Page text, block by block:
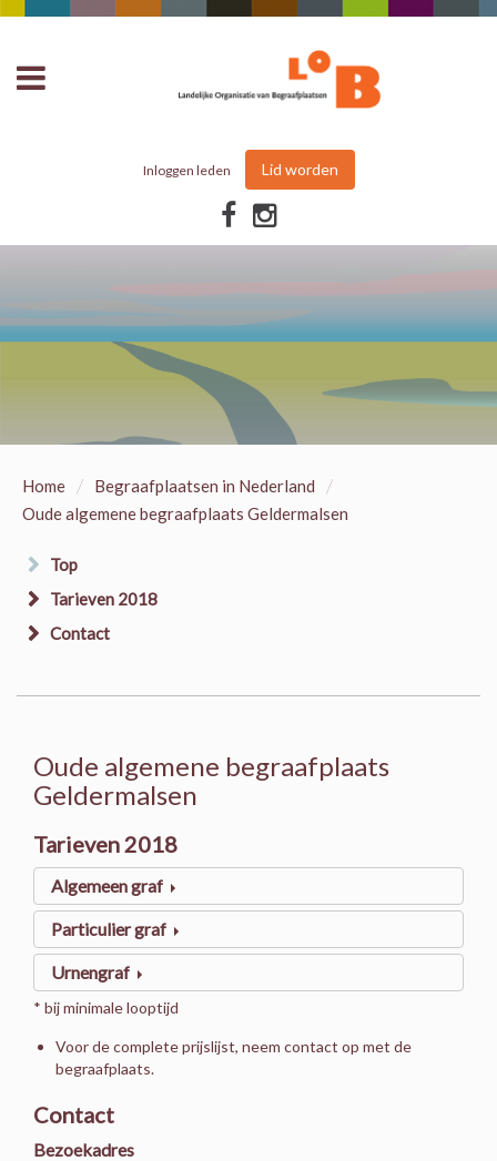
Inloggen leden Lid worden
Home / Begraafplaatsen in Nederland /
Oude algemene begraafplaats Geldermalsen
Top
Tarieven 2018
Contact
Oude algemene begraafplaats
Geldermalsen
Tarieven 2018
Algemeen graf
Particulier graf
Urnengraf
* bij minimale looptijd
Voor de complete prijslijst, neem contact op met de
begraafplaats.
Contact
Bezoekadres